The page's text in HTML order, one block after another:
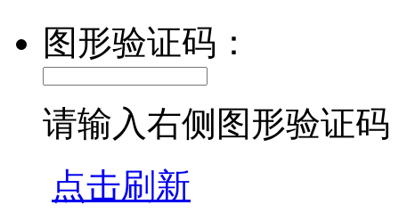
图形验证码：
请输入右侧图形验证码
点击刷新